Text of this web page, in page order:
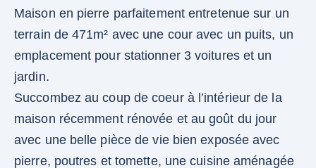
Maison en pierre parfaitement entretenue sur un
terrain de 471m² avec une cour avec un puits, un
emplacement pour stationner 3 voitures et un
jardin.
Succombez au coup de coeur à l’intérieur de la
maison récemment rénovée et au goût du jour
avec une belle pièce de vie bien exposée avec
pierre, poutres et tomette, une cuisine aménagée